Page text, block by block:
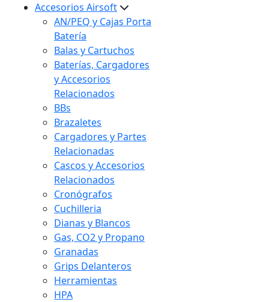
Accesorios Airsoft
AN/PEQ y Cajas Porta
Batería
Balas y Cartuchos
Baterías, Cargadores
y Accesorios
Relacionados
BBs
Brazaletes
Cargadores y Partes
Relacionadas
Cascos y Accesorios
Relacionados
Cronógrafos
Cuchilleria
Dianas y Blancos
Gas, CO2 y Propano
Granadas
Grips Delanteros
Herramientas
HPA